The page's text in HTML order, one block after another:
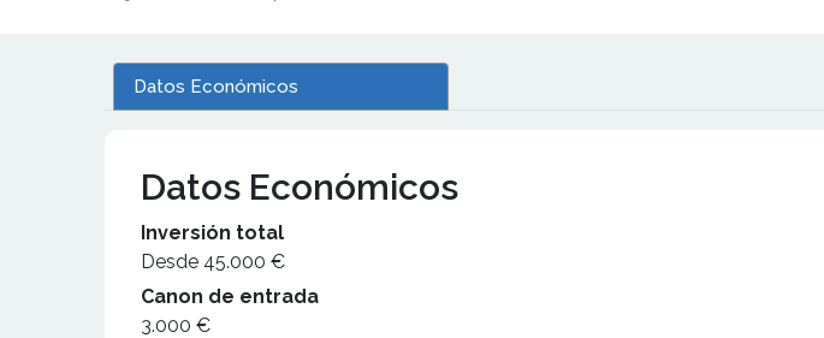
Datos Económicos
Datos Económicos
Inversión total
Desde 45.000 €
Canon de entrada
3.000 €